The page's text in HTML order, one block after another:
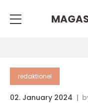
redaktionel
02. January 2024